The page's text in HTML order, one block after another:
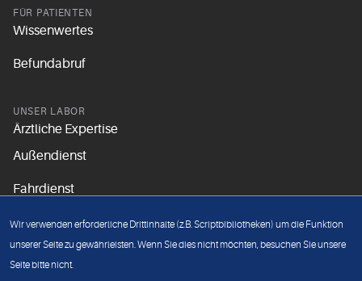
FÜR PATIENTEN
Wissenwertes
Befundabruf
UNSER LABOR
Ärztliche Expertise
Außendienst
Fahrdienst
Unsere Grundsätze
Wir verwenden erforderliche Drittinhalte (z.B. Scriptbibliotheken) um die Funktion
unserer Seite zu gewährleisten. Wenn Sie dies nicht möchten, besuchen Sie unsere
Seite bitte nicht.